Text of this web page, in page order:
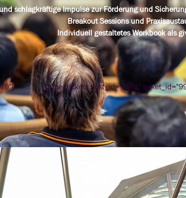
schlagkräftige Impulse zur Förderung und
Breakout Sessions und
Individuell gestaltetes Workbook als
[tribe_tickets post_id="9971"